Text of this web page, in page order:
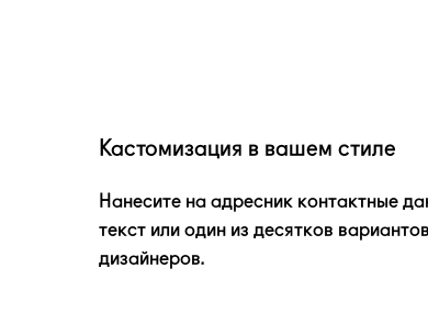
Кастомизация в вашем стиле
Нанесите на адресник контактные
текст или один из десятков
дизайнеров.